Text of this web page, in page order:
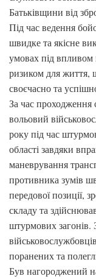
Батьківщини від
Під час ведення
швидке та якісне
умовах під
ризиком для життя,
своєчасно та
За час
вольовий
року під час
області завдяки
маневрування
противника зумів
передової позиції,
складу та
штурмових загонів.
поранених та
Був нагороджений